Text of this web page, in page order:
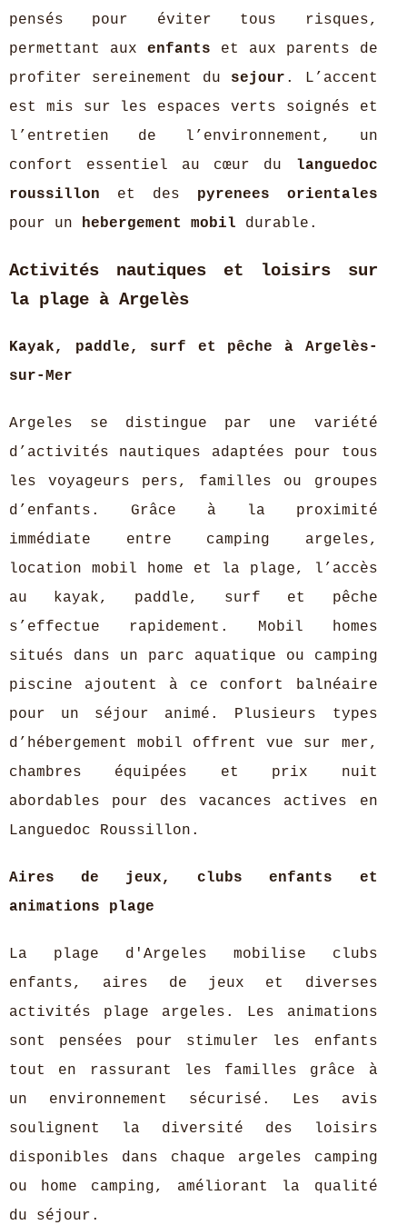
pensés pour éviter tous risques,
permettant aux enfants et aux parents de
profiter sereinement du sejour . L’accent
est mis sur les espaces verts soignés et
l’entretien de l’environnement, un
confort essentiel au cœur du languedoc
roussillon et des pyrenees orientales
pour un
hebergement mobil durable.
Activités nautiques et loisirs sur
la plage à Argelès
Kayak, paddle, surf et pêche à Argelès-
sur-Mer
Argeles se distingue par une variété
d’activités nautiques adaptées pour tous
les voyageurs pers, familles ou groupes
d’enfants. Grâce à la proximité
immédiate entre camping argeles,
location mobil home et la plage, l’accès
au kayak, paddle, surf et pêche
s’effectue rapidement. Mobil homes
situés dans un parc aquatique ou camping
piscine ajoutent à ce confort balnéaire
pour un séjour animé. Plusieurs types
d’hébergement mobil offrent vue sur mer,
chambres équipées et prix nuit
abordables pour des vacances actives en
Languedoc Roussillon.
Aires de jeux, clubs enfants et
animations plage
La plage d'Argeles mobilise clubs
enfants, aires de jeux et diverses
activités plage argeles. Les animations
sont pensées pour stimuler les enfants
tout en rassurant les familles grâce à
un environnement sécurisé. Les avis
soulignent la diversité des loisirs
disponibles dans chaque argeles camping
ou home camping, améliorant la qualité
du séjour.